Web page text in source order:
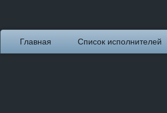
Главная Список исполнителей